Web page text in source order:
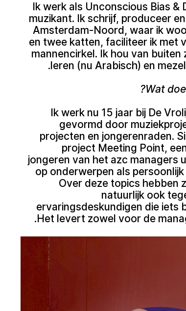
Ik werk als Unconscious Bias &
muzikant. Ik schrijf, produceer
Amsterdam-Noord, waar ik
en twee katten, faciliteer ik met
mannencirkel. Ik hou van
leren (nu Arabisch) en
Wat
Ik werk nu 15 jaar bij De
gevormd door
projecten en jongerenraden.
project Meeting Point,
jongeren van het azc managers
op onderwerpen als
Over deze topics hebben
natuurlijk ook
ervaringsdeskundigen die iets
Het levert zowel voor de